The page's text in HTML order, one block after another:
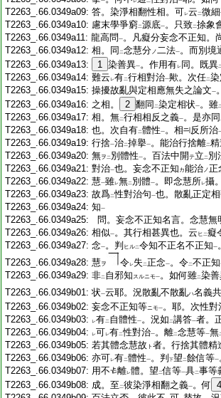
T2263_.66.0349a09: 答。染淨相翻性相。可レ云 二微
T2263_.66.0349a10: 慮末學爭窮二源底一。只致二捈象
T2263_.66.0349a11: 龍高問一。凡癡分妄念不正知。
T2263_.66.0349a12: 相。同 二念慧分ノ二法一。而別境
T2263_.66.0349a13: 1 染善異一。作用有レ 同。既異二
T2263_.66.0349a14: 難云 レ有二行相對治一歟。次任二
T2263_.66.0349a15: 操擾故亂與定相應無失之論文一
T2263_.66.0349a16: 之相。 2 翻同 二染定相状一。雖二
T2263_.66.0349a17: 相。無二行相相反之義一。是亦同
T2263_.66.0349a18: 也。次自有二體性一。相 反所治
T2263_.66.0349a19: 行捨一治二掉擧一。能治行捨離二
T2263_.66.0349a20: 無ヲ 二 別體性一。百法中開 テ立 二 別
T2263_.66.0349a21: 對治一也。妄念不正知 カ能治ノ正
T2263_.66.0349a22: 慧一雖レ無二 別體一。即念慧所レ攝
T2263_.66.0349a23: 故爲二性對治句一也。散亂正定
T2263_.66.0349a24: 知一
T2263_.66.0349a25: 問。妄念不正知名言。念慧無
T2263_.66.0349a26: 相似一。其行相甚異也。云 ヒ 二癡
T2263_.66.0349a27: 念一。判 ヒル二令知不正名不正知一
T2263_.66.0349a28: 慧ヲ 令レ失 二正念一。令二不正知
T2263_.66.0349a29: 非二 自邪知 スルニモ一。如何雖二染
T2263_.66.0349b01: 状一云耶。況散亂不散亂ハ名義共
T2263_.66.0349b02: 妄念不正知等ニモ一。耶。次性對
T2263_.66.0349b03:
レ有二 自體性一。況如 二講答一者。
T2263_.66.0349b04:
レ可レ有二性對治一。離二念慧等一無
T2263_.66.0349b05: 若其體念慧故 ト 者。行捨其體精
T2263_.66.0349b06: 亦可レ有二體性一。判 下望 二餘信等一
T2263_.66.0349b07: 用不 離レ體。望 二信等一具二事等
T2263_.66.0349b08: 成。至 二彼染淨相翻之義一。何 4